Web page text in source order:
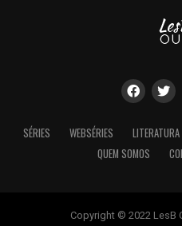
SÉRIES WEBSÉRIES LITERATURA
QUEM SOMOS
Copyright © 2022 LesB